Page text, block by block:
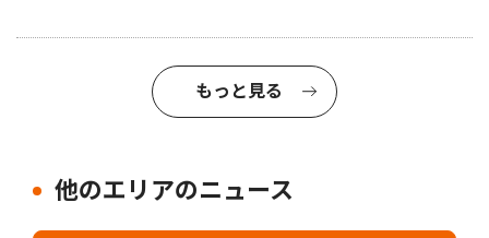
もっと見る
他のエリアのニュース